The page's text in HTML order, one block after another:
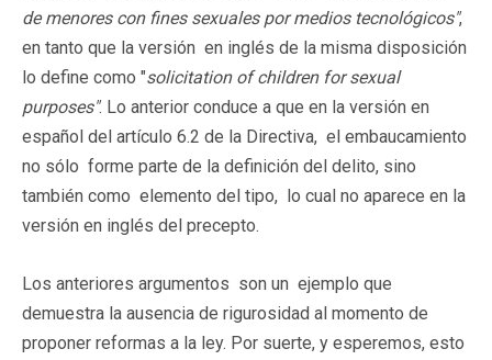
de menores con fines sexuales por medios tecnológicos",
en tanto que la versión en inglés de la misma disposición
lo define como "solicitation of children for sexual
purposes". Lo anterior conduce a que en la versión en
español del artículo 6.2 de la Directiva, el embaucamiento
no sólo forme parte de la definición del delito, sino
también como elemento del tipo, lo cual no aparece en la
versión en inglés del precepto.
Los anteriores argumentos son un ejemplo que
demuestra la ausencia de rigurosidad al momento de
proponer reformas a la ley. Por suerte, y esperemos, esto